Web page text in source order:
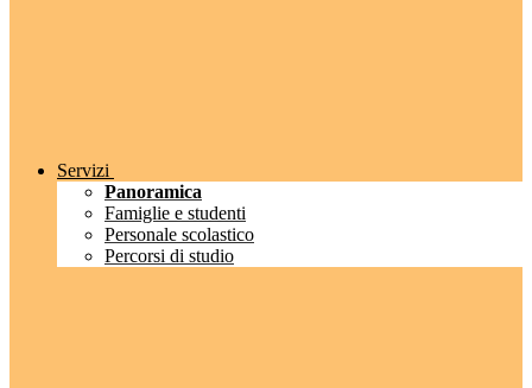
Servizi
Panoramica
Famiglie e studenti
Personale scolastico
Percorsi di studio